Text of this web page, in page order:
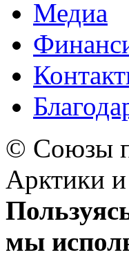
Медиа
© Союзы
мы